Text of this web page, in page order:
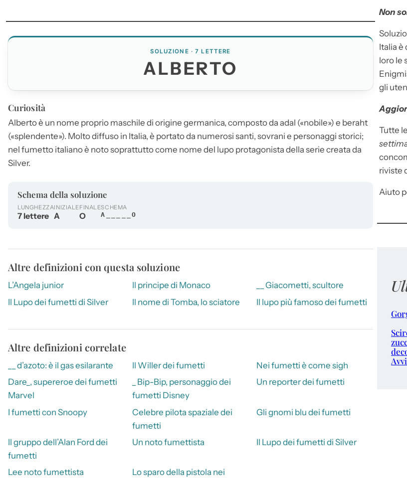
SOLUZIONE · 7 LETTERE
ALBERTO
Curiosità
Albertoè un nome proprio maschile di origine germanica, composto da adal («nobile») e beraht
(«splendente»). Molto diffuso in Italia, è portato da numerosi santi, sovrani e personaggi storici;
nel fumetto italiano è noto soprattutto come nome del lupo protagonista della serie creata da
Silver.
Schema della soluzione
LUNGHEZZA
7 lettere
INIZIALE
A
FINALE
O
SCHEMA
A_____O
Altre definizioni con questa soluzione
L’Angela junior Il principe di Monaco
__ Giacometti, scultore
Il Lupo dei fumetti di Silver
Il nome di Tomba, lo sciatore Il lupo più famoso dei fumetti
Altre definizioni correlate
__ d’azoto: è il gas esilarante Il Willer dei fumetti
Nei fumetti è come sigh
Dare_, supereroe dei fumetti
Marvel
_ Bip-Bip, personaggio dei
fumetti Disney
Un reporter dei fumetti
I fumetti con Snoopy
Celebre pilota spaziale dei
fumetti
Gli gnomi blu dei fumetti
Il gruppo dell’Alan Ford dei
fumetti
Un noto fumettista Il Lupo dei fumetti di Silver
Lee noto fumettista
Lo sparo della pistola nei
Non
Italia è
loro le
gli
Tutte
riviste
Aiuto